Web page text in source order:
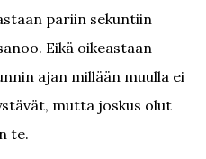
pariin sekuntiin
Eikä oikeastaan
ajan millään muulla ei
mutta joskus olut
te.